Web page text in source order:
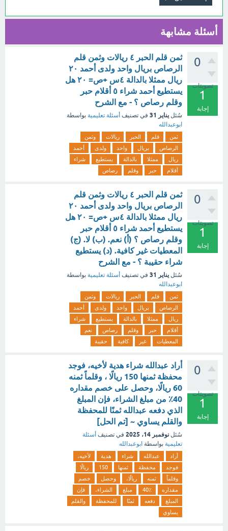
أسئلة مشابهة
0
تصويتات
1
إجابة
ثمن قلم الحبر ٤ ريالات وثمن قلم
الرصاص بريال واحد ولدى أحمد ٢٠
ريال ممثلا بالدالة ٤س +ص= ۲۰ هل
يستطيع أحمد شراء ٥ أقلام حبر
وقلم رصاص ؟ - مع الشرح
سُئل يناير 31 في تصنيف أسئلة تعليمية بواسطة
ابوعبدالله
ثمن قلم الحبر ريالات
وثمن
الرصاص
بريال واحد ولدى
أحمد
ريال
ممثلا بالدالة يستطيع
شراء
أقلام
حبر وقلم رصاص
0
تصويتات
1
إجابة
ثمن قلم الحبر ٤ ريالات وثمن قلم
الرصاص بريال واحد ولدى أحمد ٢٠
ريال ممثلا بالدالة ٤س +ص= ۲۰ هل
يستطيع أحمد شراء ٥ أقلام حبر
وقلم رصاص ؟ (أ) نعم. (ب) لا. (ج)
المعطيات غير كافية. (د) يستطيع
شراء حقيبة ؟ - مع الشرح
سُئل يناير 31 في تصنيف أسئلة تعليمية بواسطة
ابوعبدالله
ثمن قلم الحبر ريالات
وثمن
الرصاص
بريال واحد ولدى
أحمد
ريال
ممثلا بالدالة يستطيع
شراء
أقلام
حبر وقلم رصاص
نعم
المعطيات
غير كافية حقيبة
0
تصويتات
1
إجابة
أراد عبدالله شراء هدية لأخيه، فوجد
محفظة ثمنها 150 ريالًا ، وقلماً ثمنه
60 ريالًا، وحصل على خصم مقداره
40٪ من مبلغ الشراء، فإن المبلغ
الذي دفعه عبدالله ثمنًا للمحفظة
والقلم يساوي ~ [تم الحل]
سُئل نوفمبر 14، 2025 في تصنيف أسئلة
تعليمية بواسطة ابوعبدالله
أراد عبدالله شراء هدية
لأخيه،
فوجد
محفظة ثمنها 150
ريالًا
وقلماً
ثمنه ريالًا، وحصل
خصم
مقداره
40٪ مبلغ الشراء،
فإن
المبلغ
دفعه ثمنًا للمحفظة
والقلم
يساوي